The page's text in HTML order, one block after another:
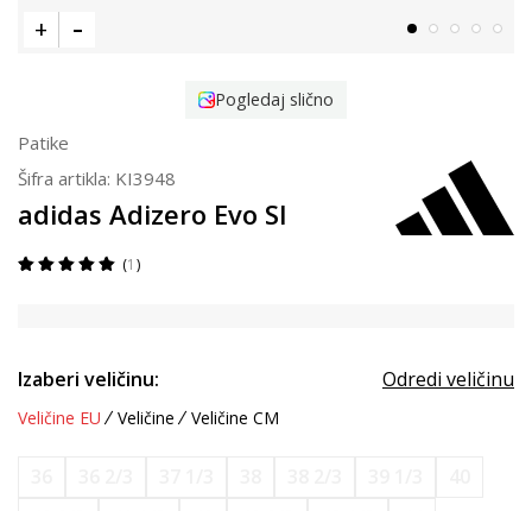
Pogledaj slično
Patike
Šifra artikla: KI3948
adidas Adizero Evo Sl
1
Izaberi veličinu: Odredi veličinu
Veličine EU Veličine Veličine CM